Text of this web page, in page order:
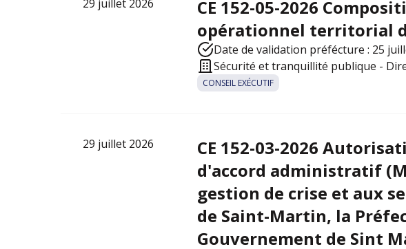
29 juillet 2026
CE 152-05-2026
opérationnel territorial
Date de validation préfécture : 25
Sécurité et tranquillité publique -
CONSEIL EXÉCUTIF
29 juillet 2026
CE 152-03-2026
d'accord administratif
gestion de crise et aux
de Saint-Martin, la
Gouvernement de Sint